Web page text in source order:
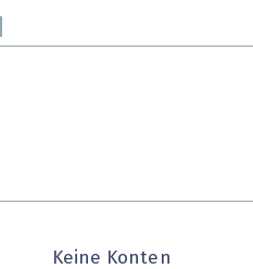
Keine Konten